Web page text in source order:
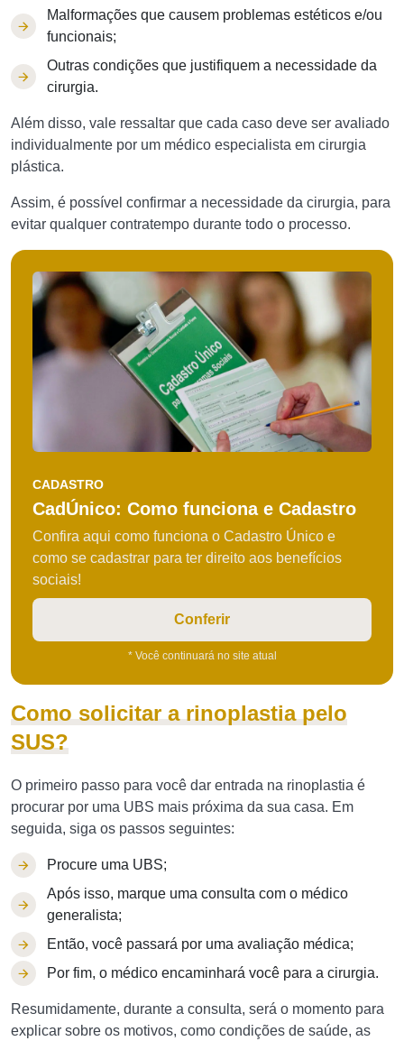
Malformações que causem problemas estéticos e/ou
funcionais;
Outras condições que justifiquem a necessidade da
cirurgia.
Além disso, vale ressaltar que cada caso deve ser avaliado
individualmente por um médico especialista em cirurgia
plástica.
Assim, é possível confirmar a necessidade da cirurgia, para
evitar qualquer contratempo durante todo o processo.
CADASTRO
CadÚnico: Como funciona e Cadastro
Confira aqui como funciona o Cadastro Único e
como se cadastrar para ter direito aos benefícios
sociais!
Conferir
* Você continuará no site atual
Como solicitar a rinoplastia pelo
SUS?
O primeiro passo para você dar entrada na rinoplastia é
procurar por uma UBS mais próxima da sua casa. Em
seguida, siga os passos seguintes:
Procure uma UBS;
Após isso, marque uma consulta com o médico
generalista;
Então, você passará por uma avaliação médica;
Por fim, o médico encaminhará você para a cirurgia.
Resumidamente, durante a consulta, será o momento para
explicar sobre os motivos, como condições de saúde, as